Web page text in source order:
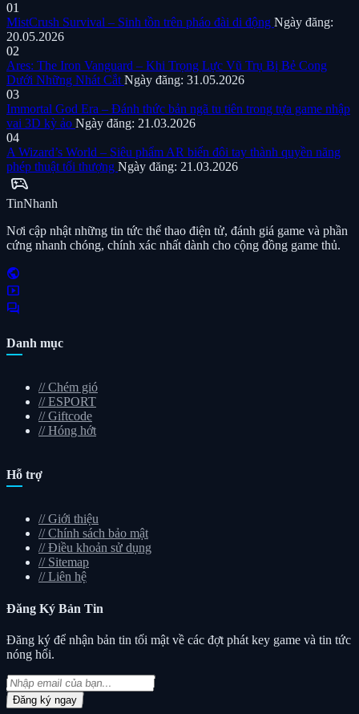
01
MistCrush Survival – Sinh tồn trên pháo đài di động Ngày đăng:
20.05.2026
02
Ares: The Iron Vanguard – Khi Trọng Lực Vũ Trụ Bị Bẻ Cong
Dưới Những Nhát Cắt Ngày đăng: 31.05.2026
03
Immortal God Era – Đánh thức bản ngã tu tiên trong tựa game nhập
vai 3D kỳ ảo Ngày đăng: 21.03.2026
04
A Wizard’s World – Siêu phẩm AR biến đôi tay thành quyền năng
phép thuật tối thượng Ngày đăng: 21.03.2026
sports_esports
TinNhanh
Nơi cập nhật những tin tức thể thao điện tử, đánh giá game và phần
cứng nhanh chóng, chính xác nhất dành cho cộng đồng game thủ.
public
smart_display
forum
Danh mục
// Chém gió
// ESPORT
// Giftcode
// Hóng hớt
Hỗ trợ
// Giới thiệu
// Chính sách bảo mật
// Điều khoản sử dụng
// Sitemap
// Liên hệ
Đăng Ký Bản Tin
Đăng ký để nhận bản tin tối mật về các đợt phát key game và tin tức
nóng hổi.
Đăng ký ngay